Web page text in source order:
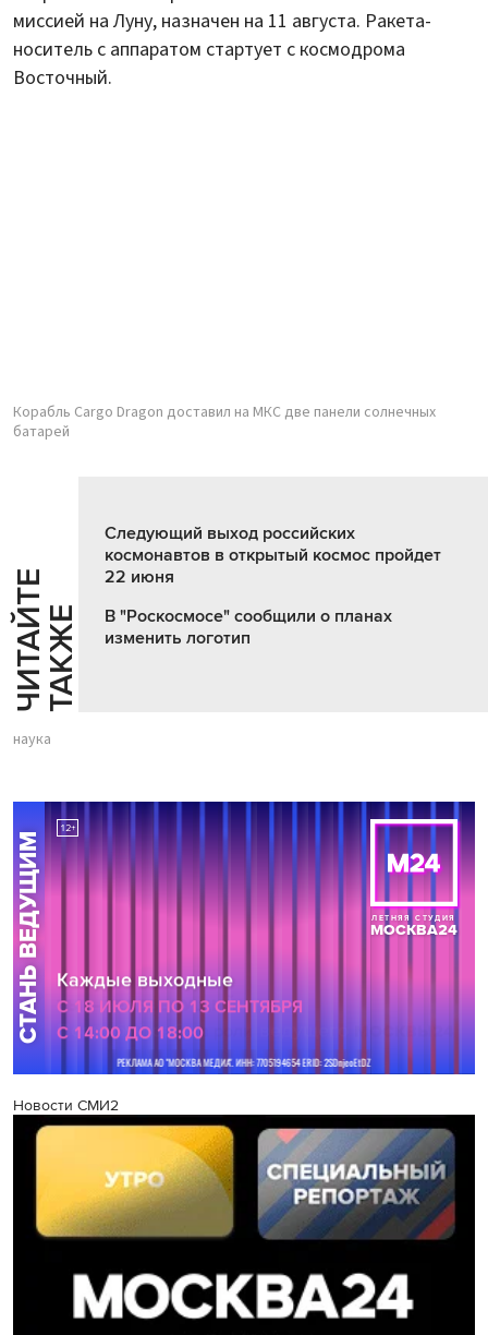
миссией на Луну, назначен на 11 августа. Ракета-
носитель с аппаратом стартует с космодрома
Восточный.
Корабль Cargo Dragon доставил на МКС две панели солнечных
батарей
Ч
И
Т
АЙ
Т
Е
Т
А
К
ЖЕ
Следующий выход российских
космонавтов в открытый космос пройдет
22 июня
В "Роскосмосе" сообщили о планах
изменить логотип
наука
Новости СМИ2